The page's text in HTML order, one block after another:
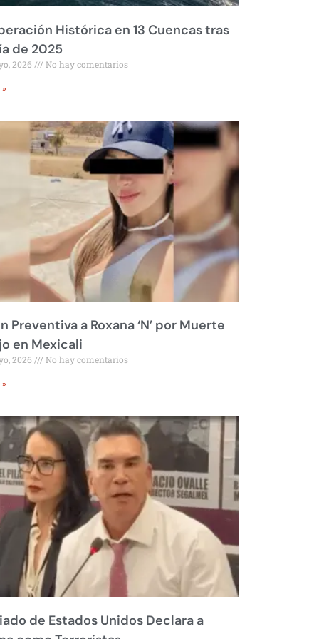
Histórica en 13 Cuencas tras
de 2025
2026 No hay comentarios
»
Preventiva a Roxana ‘N’ por Muerte
en Mexicali
2026 No hay comentarios
»
de Estados Unidos Declara a